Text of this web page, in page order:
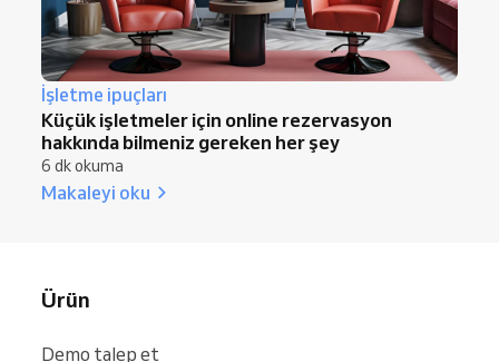
İşletme ipuçları
Küçük işletmeler için online rezervasyon
hakkında bilmeniz gereken her şey
6 dk okuma
Makaleyi oku
Ürün
Demo talep et